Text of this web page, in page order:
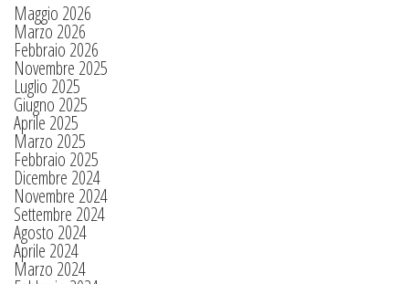
Maggio 2026
Marzo 2026
Febbraio 2026
Novembre 2025
Luglio 2025
Giugno 2025
Aprile 2025
Marzo 2025
Febbraio 2025
Dicembre 2024
Novembre 2024
Settembre 2024
Agosto 2024
Aprile 2024
Marzo 2024